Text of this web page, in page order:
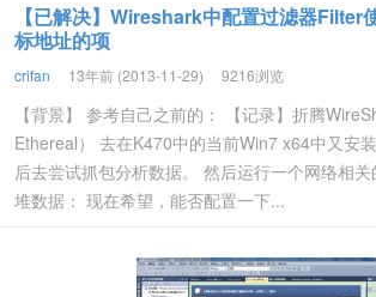
【已解决】Wireshark中配置过滤器Filter
标地址的项
crifan 13年前 (2013-11-29) 9216浏览
【背景】 参考自己之前的： 【记录】折腾
Ethereal） 去在K470中的当前Win7 x64中又安
后去尝试抓包分析数据。 然后运行一个网络相
堆数据： 现在希望，能否配置一下...